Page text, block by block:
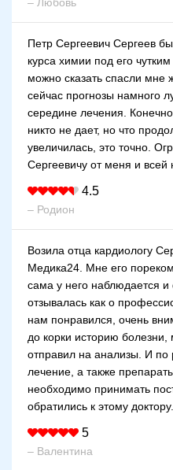
– Любовь
Петр Сергеевич Сергеев
курса химии под его
можно сказать спасли мне
сейчас прогнозы намного
середине лечения.
никто не дает, но что
увеличилась, это точно.
Сергеевичу от меня и
4.5
– Родион
Возила отца кардиологу
Медика24. Мне его
сама у него наблюдается
отзывалась как о
нам понравился, очень
до корки историю
отправил на анализы. И по
лечение, а также
необходимо принимать
обратились к этому доктору.
5
– Валентина